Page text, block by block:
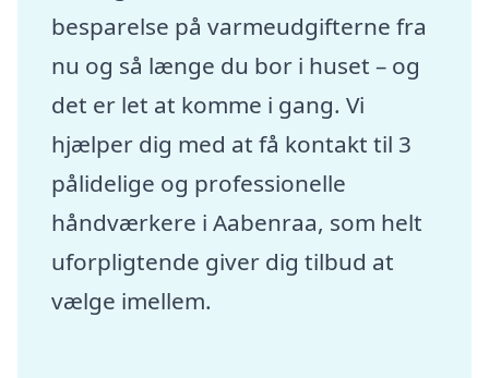
besparelse på varmeudgifterne fra
nu og så længe du bor i huset – og
det er let at komme i gang. Vi
hjælper dig med at få kontakt til 3
pålidelige og professionelle
håndværkere i Aabenraa, som helt
uforpligtende giver dig tilbud at
vælge imellem.